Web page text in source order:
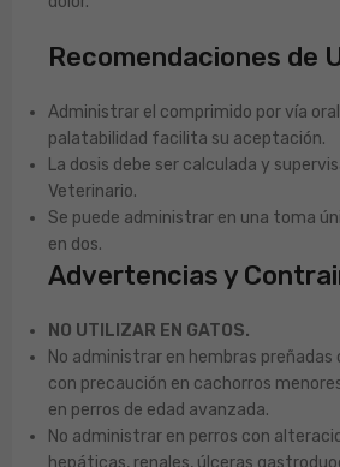
Recomendaciones de
Administrar el comprimido por vía
palatabilidad facilita su aceptación.
La dosis debe ser calculada y
Veterinario.
Se puede administrar en una toma
en dos.
Advertencias y
NO UTILIZAR EN GATOS.
No administrar en hembras preñadas
con precaución en cachorros
en perros de edad avanzada.
No administrar en perros con
hepáticas, renales, úlceras